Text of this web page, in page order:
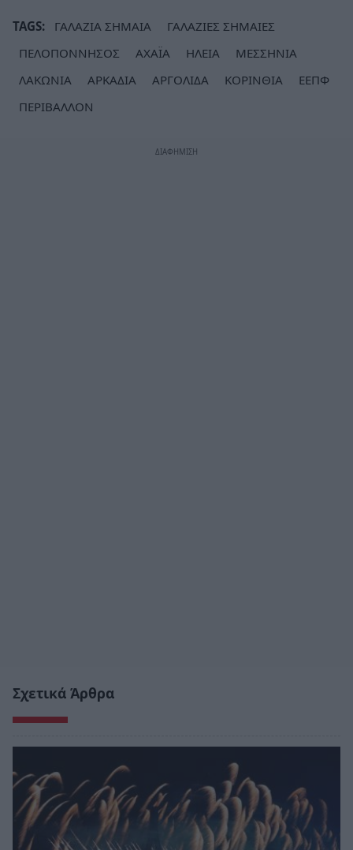
TAGS: ΓΑΛΑΖΙΑ ΣΗΜΑΙΑ
ΓΑΛΑΖΙΕΣ ΣΗΜΑΙΕΣ
ΠΕΛΟΠΟΝΝΗΣΟΣ
ΑΧΑΪΑ ΗΛΕΙΑ
ΜΕΣΣΗΝΙΑ
ΛΑΚΩΝΙΑ
ΑΡΚΑΔΙΑ ΑΡΓΟΛΙΔΑ ΚΟΡΙΝΘΙΑ
ΕΕΠΦ
ΠΕΡΙΒΑΛΛΟΝ
Σχετικά Άρθρα